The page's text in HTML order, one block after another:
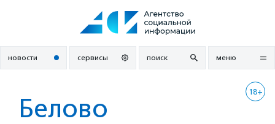
новости сервисы поиск меню
18+
Белово